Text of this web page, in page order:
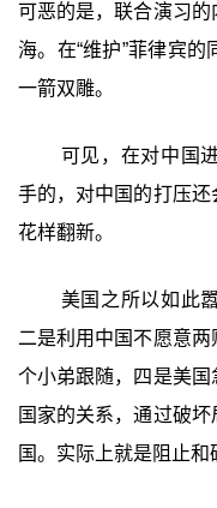
可恶的是，联合演习
海。在“维护”菲律宾
一箭双雕。
可见，在对中国
手的，对中国的打压还
花样翻新。
美国之所以如此
二是利用中国不愿意
个小弟跟随，四是美
国家的关系，通过破
国。实际上就是阻止和